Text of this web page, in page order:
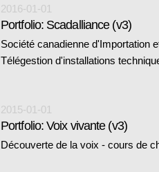
2016-01-01
Portfolio: Scadalliance (v3)
Société canadienne d'Importation
Télégestion d'installations
2015-01-01
Portfolio: Voix vivante (v3)
Découverte de la voix - cours de